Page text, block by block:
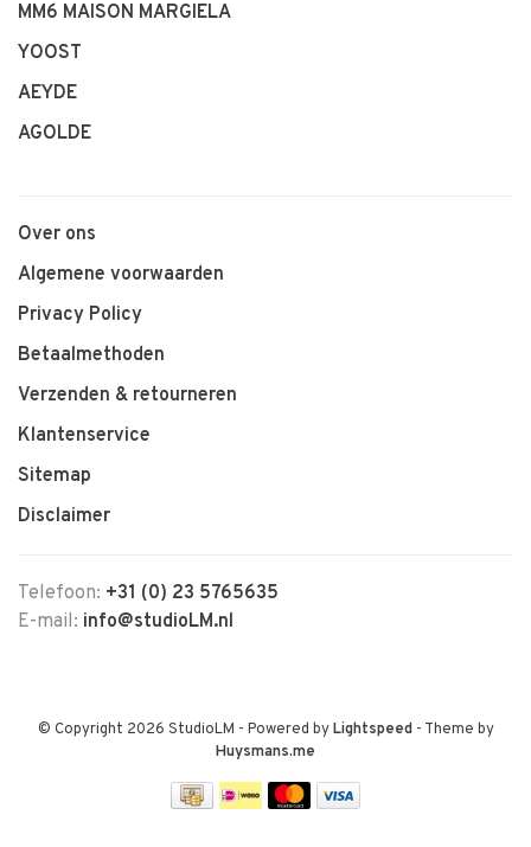
MM6 MAISON MARGIELA
YOOST
AEYDE
AGOLDE
Over ons
Algemene voorwaarden
Privacy Policy
Betaalmethoden
Verzenden & retourneren
Klantenservice
Sitemap
Disclaimer
Telefoon: +31 (0) 23 5765635
E-mail: info@studioLM.nl
© Copyright 2026 StudioLM - Powered byLightspeed- Theme by
Huysmans.me